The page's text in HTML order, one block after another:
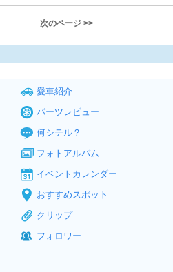
次のページ >>
愛車紹介
パーツレビュー
何シテル？
フォトアルバム
イベントカレンダー
おすすめスポット
クリップ
フォロワー